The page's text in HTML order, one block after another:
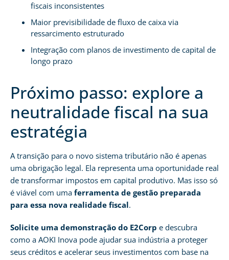
fiscais inconsistentes
Maior previsibilidade de fluxo de caixa via
ressarcimento estruturado
Integração com planos de investimento de capital de
longo prazo
Próximo passo: explore a
neutralidade fiscal na sua
estratégia
A transição para o novo sistema tributário não é apenas
uma obrigação legal. Ela representa uma oportunidade real
de transformar impostos em capital produtivo. Mas isso só
é viável com uma ferramenta de gestão preparada
para essa nova realidade fiscal.
Solicite uma demonstração do E2Corp e descubra
como a AOKI Inova pode ajudar sua indústria a proteger
seus créditos e acelerar seus investimentos com base na